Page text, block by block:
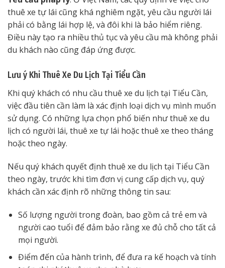
thuê xe tự lái cũng khá nghiêm ngặt, yêu cầu người lái
phải có bằng lái hợp lệ, và đôi khi là bảo hiểm riêng.
Điều này tạo ra nhiều thủ tục và yêu cầu mà không phải
du khách nào cũng đáp ứng được.
Lưu ý Khi Thuê Xe Du Lịch Tại Tiểu Cần
Khi quý khách có nhu cầu thuê xe du lịch tại Tiểu Cần,
việc đầu tiên cần làm là xác định loại dịch vụ mình muốn
sử dụng. Có những lựa chọn phổ biến như thuê xe du
lịch có người lái, thuê xe tự lái hoặc thuê xe theo tháng
hoặc theo ngày.
Nếu quý khách quyết định thuê xe du lịch tại Tiểu Cần
theo ngày, trước khi tìm đơn vị cung cấp dịch vụ, quý
khách cần xác định rõ những thông tin sau:
Số lượng người trong đoàn, bao gồm cả trẻ em và
người cao tuổi để đảm bảo rằng xe đủ chỗ cho tất cả
mọi người.
Điểm đến của hành trình, để đưa ra kế hoạch và tính